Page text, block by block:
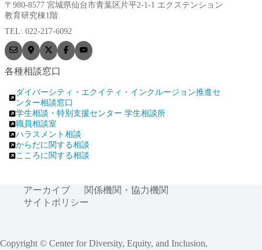
〒980-8577 宮城県仙台市青葉区片平2-1-1 エクステンション
教育研究棟1階
TEL: 022-217-6092
各種相談窓口
ダイバーシティ・エクイティ・インクルージョン推進セ
ンター相談窓口
学生相談・特別支援センター 学生相談所
職員相談室
ハラスメント相談
からだに関する相談
こころに関する相談
アーカイブ
関係機関・協力機関
サイトポリシー
Copyright © Center for Diversity, Equity, and Inclusion,